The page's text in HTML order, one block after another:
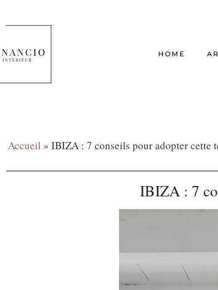
HOME
Accueil » IBIZA : 7 conseils pour adopter cette
IBIZA : 7